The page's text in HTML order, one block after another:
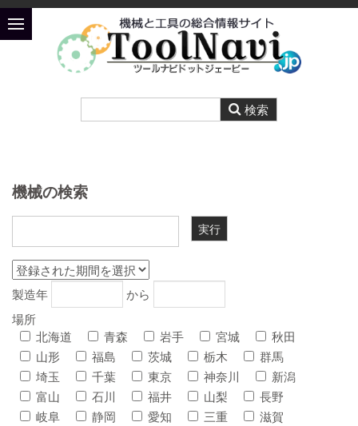
機械の検索
製造年
から
場所
北海道
青森 岩手 宮城
秋田
山形
福島 茨城 栃木
群馬
埼玉
千葉 東京 神奈川
新潟
富山
石川 福井 山梨
長野
岐阜
静岡 愛知 三重
滋賀